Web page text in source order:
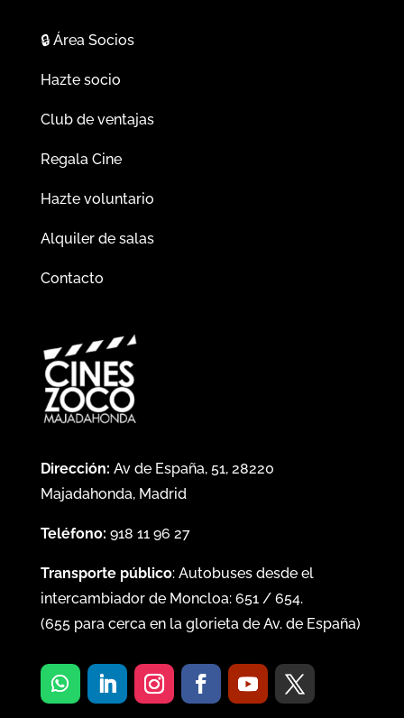
🔒Área Socios
Hazte socio
Club de ventajas
Regala Cine
Hazte voluntario
Alquiler de salas
Contacto
Dirección: Av de España, 51, 28220
Majadahonda, Madrid
Teléfono: 918 11 96 27
Transporte público: Autobuses desde el
intercambiador de Moncloa: 651/ 654.
(655para cerca en la glorieta de Av. de España)